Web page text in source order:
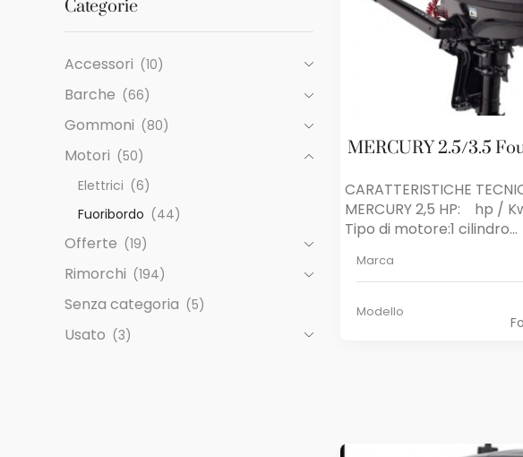
MERCURY 2.5/3.5
CARATTERISTICHE
MERCURY 2,5 HP: hp /
Tipo di motore:1 cilindro...
Marca
Modello
Categorie
Accessori (10)
Barche (66)
Gommoni (80)
Motori (50)
Elettrici (6)
Fuoribordo (44)
Offerte (19)
Rimorchi (194)
Senza categoria (5)
Usato (3)